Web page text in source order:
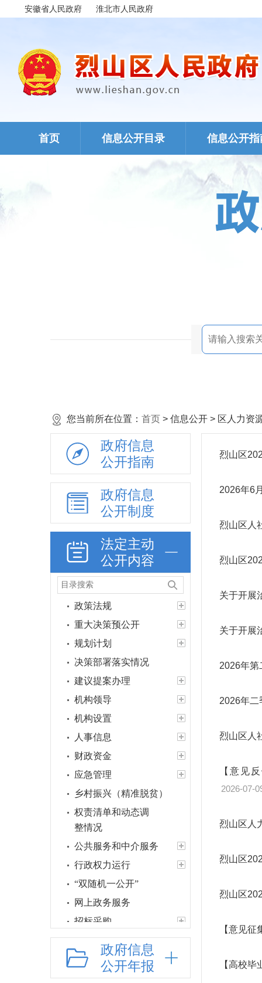
安徽省人民政府 淮北市人民政府
首页 信息公开目录 信息公开指
您当前所在位置： 首页 > 信息公开 > 区人力资
政府信息
公开指南
政府信息
公开制度
法定主动
公开内容
政策法规
重大决策预公开
规划计划
决策部署落实情况
建议提案办理
机构领导
机构设置
人事信息
财政资金
应急管理
乡村振兴（精准脱贫）
权责清单和动态调
整情况
公共服务和中介服务
行政权力运行
“双随机一公开”
网上政务服务
招标采购
新闻发布
上级政策解读
本级政策解读
政府信息
公开年报
烈山区
2026年6
烈山区人
烈山区
关于开展
关于开展
2026年
2026年
烈山区人
【意见
2026-07-
烈山区人
烈山区
烈山区
【意见
【高校